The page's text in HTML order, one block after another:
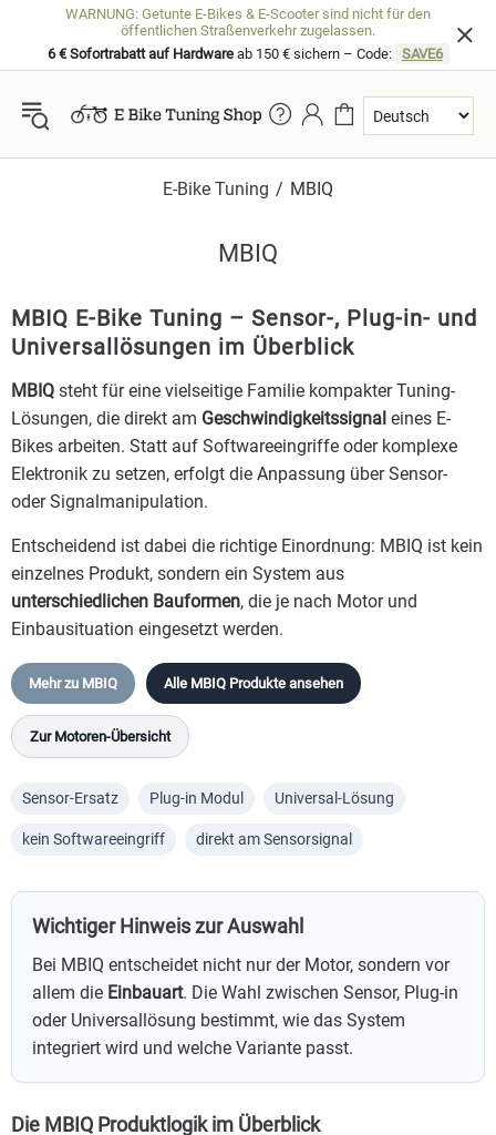
WARNUNG: Getunte E-Bikes & E-Scooter sind nicht für den
öffentlichen Straßenverkehr zugelassen.
6 € Sofortrabatt auf Hardwareab 150 € sichern – Code: SAVE6
E-Bike Tuning MBIQ
MBIQ
MBIQ E-Bike Tuning – Sensor-, Plug-in- und
Universallösungen im Überblick
MBIQ steht für eine vielseitige Familie kompakter Tuning-
Lösungen, die direkt am Geschwindigkeitssignal eines E-
Bikes arbeiten. Statt auf Softwareeingriffe oder komplexe
Elektronik zu setzen, erfolgt die Anpassung über Sensor-
oder Signalmanipulation.
Entscheidend ist dabei die richtige Einordnung: MBIQ ist kein
einzelnes Produkt, sondern ein System aus
unterschiedlichen Bauformen, die je nach Motor und
Einbausituation eingesetzt werden.
Mehr zu MBIQ Alle MBIQ Produkte ansehen
Zur Motoren-Übersicht
Sensor-Ersatz Plug-in Modul Universal-Lösung
kein Softwareeingriff direkt am Sensorsignal
Wichtiger Hinweis zur Auswahl
Bei MBIQ entscheidet nicht nur der Motor, sondern vor
allem die Einbauart. Die Wahl zwischen Sensor, Plug-in
oder Universallösung bestimmt, wie das System
integriert wird und welche Variante passt.
Die MBIQ Produktlogik im Überblick